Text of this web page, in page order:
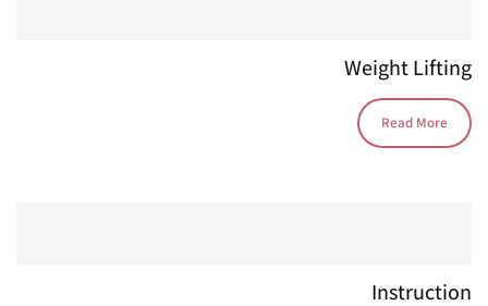
Weight Lifting
Read More
Instruction